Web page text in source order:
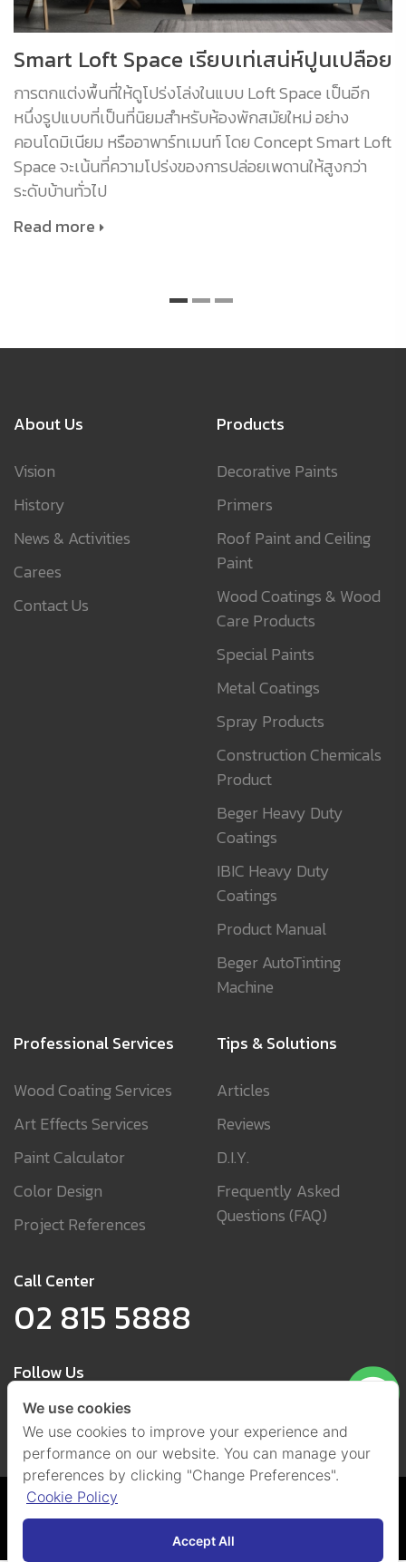
Smart Loft Space เรียบเท่เสน่ห์ปูนเปลือย
การตกแต่งพื้นที่ให้ดูโปร่งโล่งในแบบ Loft Space เป็นอีก
หนึ่งรูปแบบที่เป็นที่นิยมสำหรับห้องพักสมัยใหม่ อย่าง
คอนโดมิเนียม หรืออาพาร์ทเมนท์ โดย Concept Smart Loft
Space จะเน้นที่ความโปร่งของการปล่อยเพดานให้สูงกว่า
ระดับบ้านทั่วไป
Read more
About Us
Vision
History
News & Activities
Carees
Contact Us
Products
Decorative Paints
Primers
Roof Paint and Ceiling
Paint
Wood Coatings & Wood
Care Products
Special Paints
Metal Coatings
Spray Products
Construction Chemicals
Product
Beger Heavy Duty
Coatings
IBIC Heavy Duty
Coatings
Product Manual
Beger AutoTinting
Machine
Professional Services
Wood Coating Services
Art Effects Services
Paint Calculator
Color Design
Project References
Tips & Solutions
Articles
Reviews
D.I.Y.
Frequently Asked
Questions (FAQ)
Call Center
02 815 5888
Follow Us
Cookies and Privacy Policy
We use cookies
We use cookies to improve your experience and
performance on our website. You can manage your
preferences by clicking "Change Preferences".
Cookie Policy
Accept All